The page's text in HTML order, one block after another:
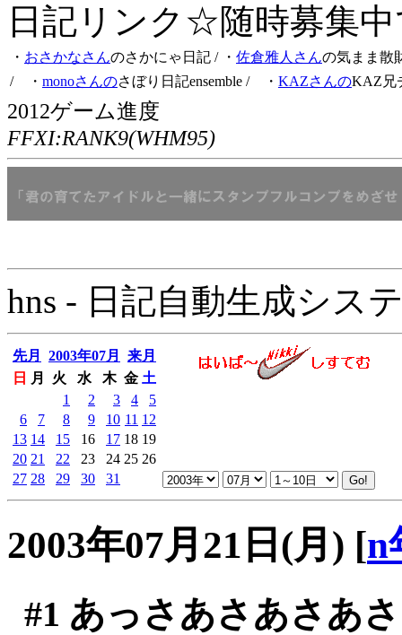
日記リンク☆随時募集
・ おさかなさんのさかにゃ日記 / ・ 佐倉雅人さんの気まま散
/ ・ monoさんのさぼり日記ensemble / ・ KAZさんのKAZ兄
2012ゲーム進度
FFXI:RANK9(WHM95)
hns - 日記自動生成シス
先月 2003年07月
来月
日
月 火 水 木 金 土
1
2 3 4
5
6
7 8 9 10 11 12
13 14 15 16 17 18 19
20 21 22 23 24 25 26
27 28 29 30 31
2003年07月21日(月) [n
#1 あっさあさあさあ